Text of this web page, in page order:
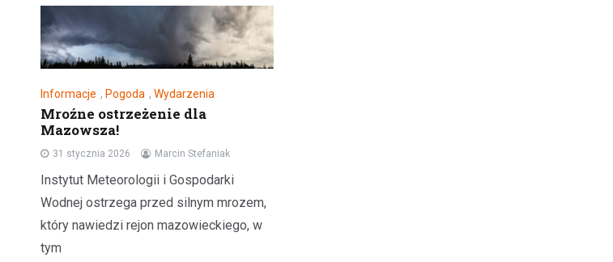
Informacje , Pogoda , Wydarzenia
Mroźne ostrzeżenie dla
Mazowsza!
31 stycznia 2026 Marcin Stefaniak
Instytut Meteorologii i Gospodarki
Wodnej ostrzega przed silnym mrozem,
który nawiedzi rejon mazowieckiego, w
tym